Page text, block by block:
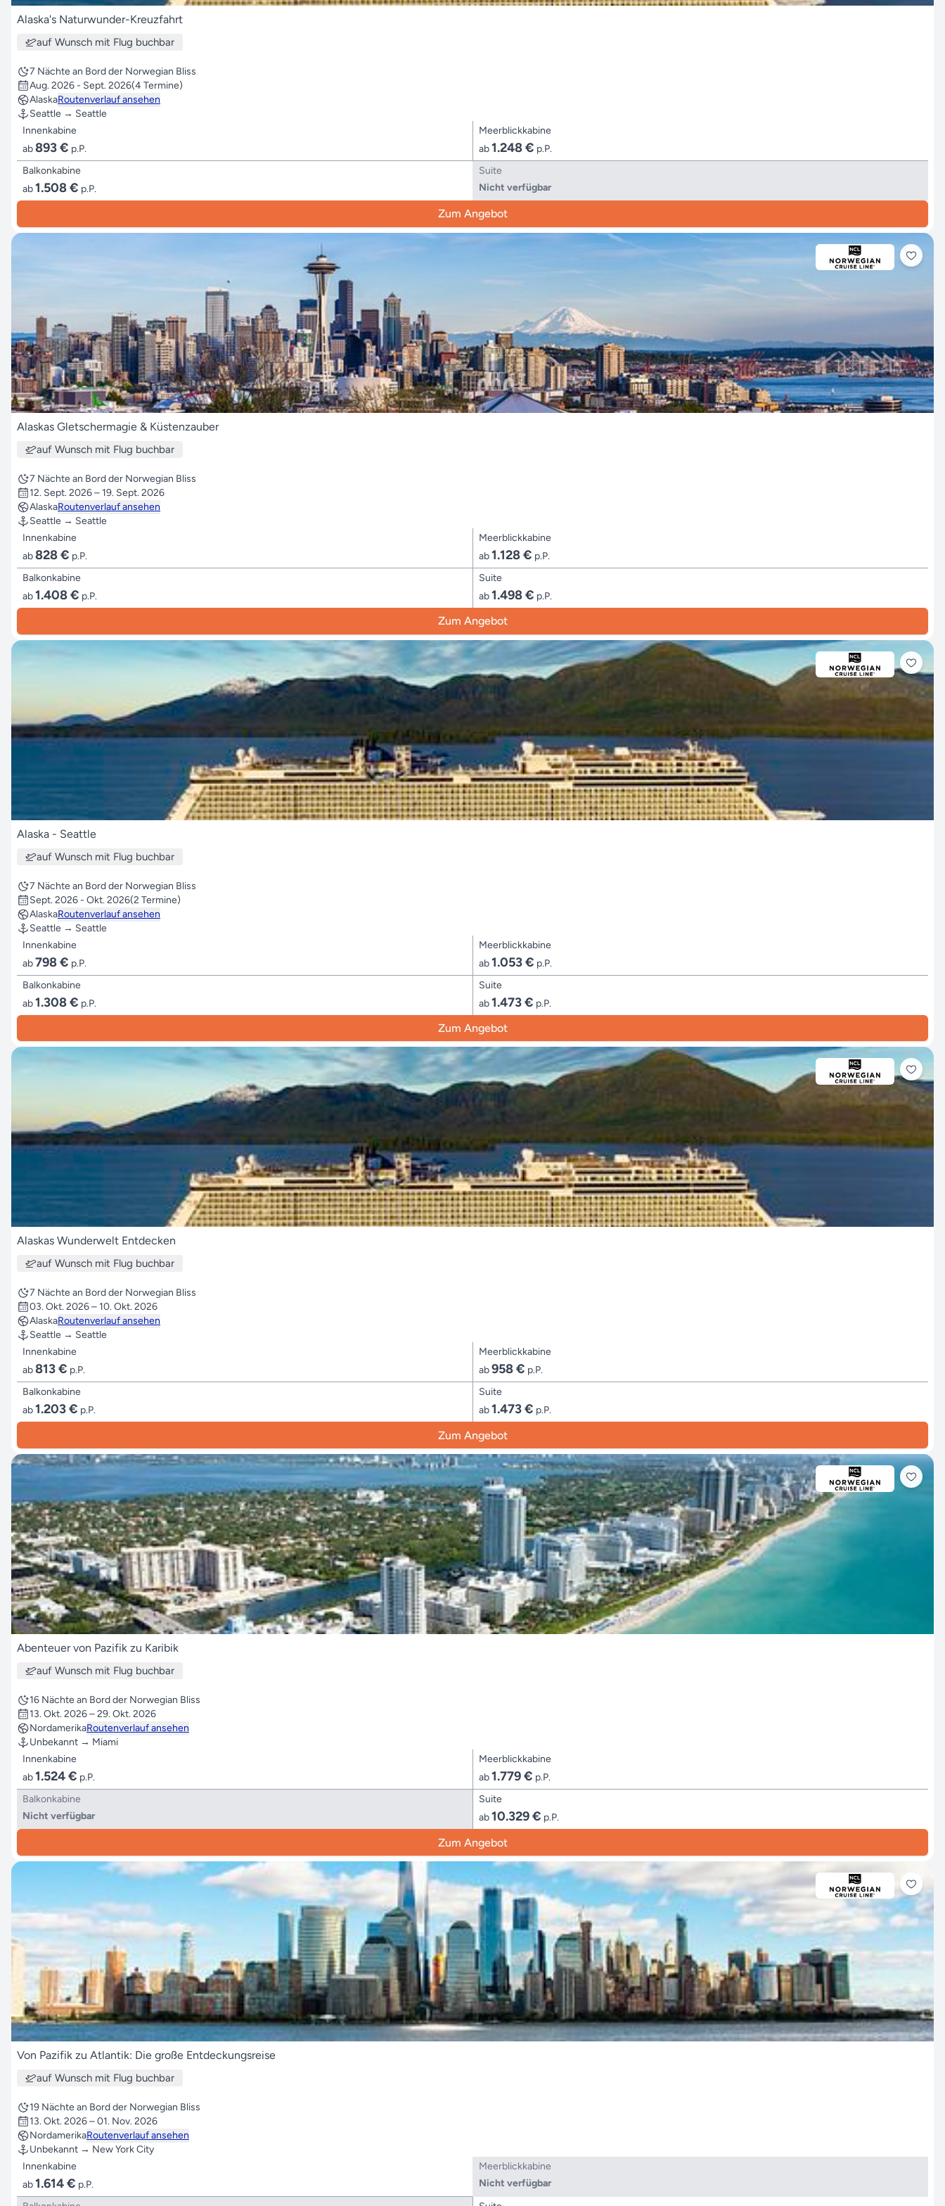
Alaska's Naturwunder-Kreuzfahrt
auf Wunsch mit Flug buchbar
7 Nächte an Bord der Norwegian Bliss
Aug. 2026 - Sept. 2026(4 Termine)
AlaskaRoutenverlauf ansehen
Seattle → Seattle
Innenkabine
ab893 € p.P.
Meerblickkabine
ab1.248 € p.P.
Balkonkabine
ab1.508 € p.P.
Suite
Nicht verfügbar
Zum Angebot
Alaskas Gletschermagie & Küstenzauber
auf Wunsch mit Flug buchbar
7 Nächte an Bord der Norwegian Bliss
12. Sept. 2026 – 19. Sept. 2026
AlaskaRoutenverlauf ansehen
Seattle → Seattle
Innenkabine
ab828 € p.P.
Meerblickkabine
ab1.128 € p.P.
Balkonkabine
ab1.408 € p.P.
Suite
ab1.498 € p.P.
Zum Angebot
Alaska - Seattle
auf Wunsch mit Flug buchbar
7 Nächte an Bord der Norwegian Bliss
Sept. 2026 - Okt. 2026(2 Termine)
AlaskaRoutenverlauf ansehen
Seattle → Seattle
Innenkabine
ab798 € p.P.
Meerblickkabine
ab1.053 € p.P.
Balkonkabine
ab1.308 € p.P.
Suite
ab1.473 € p.P.
Zum Angebot
Alaskas Wunderwelt Entdecken
auf Wunsch mit Flug buchbar
7 Nächte an Bord der Norwegian Bliss
03. Okt. 2026 – 10. Okt. 2026
AlaskaRoutenverlauf ansehen
Seattle → Seattle
Innenkabine
ab813 € p.P.
Meerblickkabine
ab958 € p.P.
Balkonkabine
ab1.203 € p.P.
Suite
ab1.473 € p.P.
Zum Angebot
Abenteuer von Pazifik zu Karibik
auf Wunsch mit Flug buchbar
16 Nächte an Bord der Norwegian Bliss
13. Okt. 2026 – 29. Okt. 2026
NordamerikaRoutenverlauf ansehen
Unbekannt → Miami
Innenkabine
ab1.524 € p.P.
Meerblickkabine
ab1.779 € p.P.
Balkonkabine
Nicht verfügbar
Suite
ab10.329 € p.P.
Zum Angebot
Von Pazifik zu Atlantik: Die große Entdeckungsreise
auf Wunsch mit Flug buchbar
19 Nächte an Bord der Norwegian Bliss
13. Okt. 2026 – 01. Nov. 2026
NordamerikaRoutenverlauf ansehen
Unbekannt → New York City
Innenkabine
ab1.614 € p.P.
Meerblickkabine
Nicht verfügbar